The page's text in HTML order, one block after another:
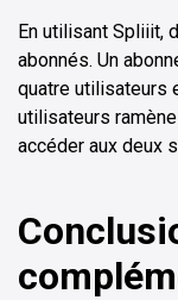
En utilisant Spliiit,
abonnés. Un
quatre utilisateurs
utilisateurs
accéder aux deux